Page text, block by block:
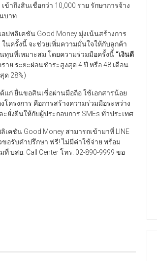
าถึงสินเชื่อกว่า 10,000 ราย รักษาการจ้าง
บาท
อปพลิเคชัน Good Money มุ่งเน้นสร้างการ
นครั้งนี้ จะช่วยเพิ่มความมั่นใจให้กับลูกค้า
ทุนที่เหมาะสม โดยความร่วมมือครั้งนี้ “เงินดี
าย ระยะผ่อนชำระสูงสุด 4 ปี หรือ 48 เดือน
ด 28%)
ก่ ยื่นขอสินเชื่อผ่านมือถือ ใช้เอกสารน้อย
โครงการ คือการสร้างความร่วมมือระหว่าง
ยั่งยืนให้กับผู้ประกอบการ SMEs ทั่วประเทศ
คชัน Good Money สามารถเข้ามาที่ LINE
ขอรับคำปรึกษา ฟรี! ไม่มีค่าใช้จ่าย พร้อม
บสย. Call Center โทร. 02-890-9999 ขอ